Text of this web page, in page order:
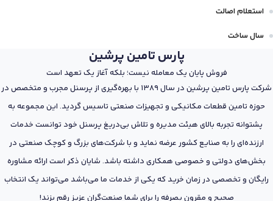
استعلام اصالت
سال ساخت
پارس تامین پرشین
فروش پایان یک معامله نیست؛ بلکه آغاز یک تعهد است
شرکت پارس تامین پرشین در سال 1389 با بهره‌گیری از پرسنل مجرب و متخصص در
حوزه تامین قطعات مکانیکی و تجهیزات صنعتی تاسیس گردید. این مجموعه به
پشتوانه تجربه بالای هیئت مدیره و تلاش بی‌دریغ پرسنل خود توانست خدمات
ارزنده‌ای را به صنایع کشور عرضه نماید و با شرکت‌های بزرگ و کوچک صنعتی در
بخش‌های دولتی و خصوصی همکاری داشته باشد. شایان ذکر است ارائه مشاوره
رایگان و تخصصی در زمان خرید که یکی از خدمات ما می‌باشد می‌تواند یک انتخاب
صحیح و مقرون بصرفه را برای شما صنعت‌گران عزیز رقم بزند!